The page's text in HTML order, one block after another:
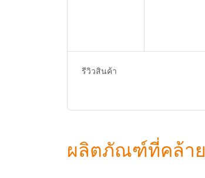
รีวิวสินค้า
ผลิตภัณฑ์ที่คล้า